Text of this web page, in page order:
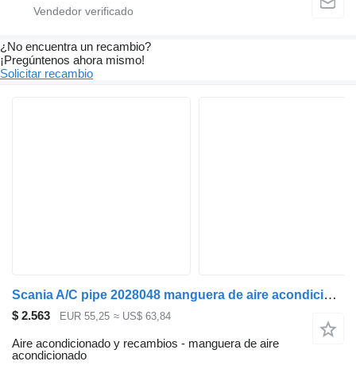
¿No encuentra un recambio?
¡Pregúntenos ahora mismo!
Solicitar recambio
Scania A/C pipe 2028048 manguera de aire acondicionado para Scania R440 cabeza tractora
$ 2.563 EUR 55,25 ≈ US$ 63,84
Aire acondicionado y recambios - manguera de aire
acondicionado